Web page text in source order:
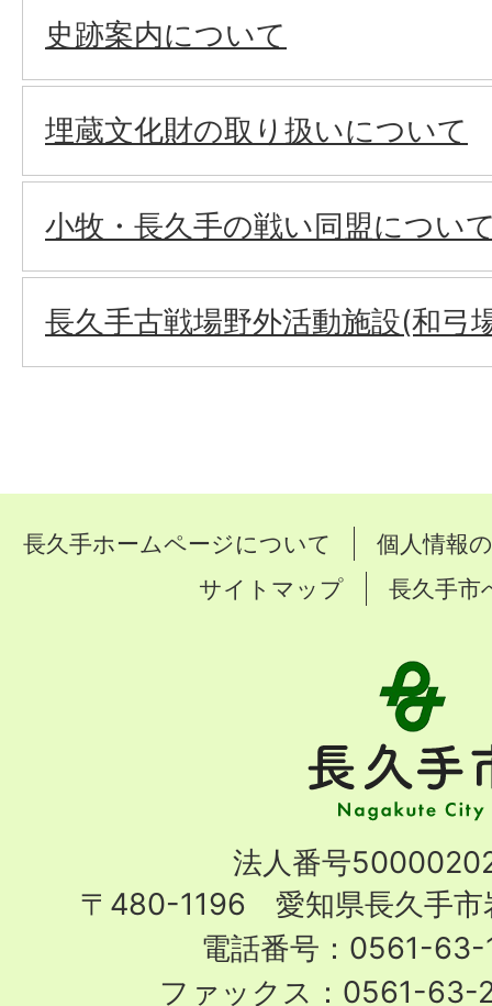
史跡案内について
埋蔵文化財の取り扱いについて
小牧・長久手の戦い同盟につい
長久手古戦場野外活動施設(和弓
長久手ホームページについて
個人情報
サイトマップ
長久手市
手
市
City
法人番号
〒480-1196 愛知県長久手市
電話番号：0561-63-
ファックス：0561-63-